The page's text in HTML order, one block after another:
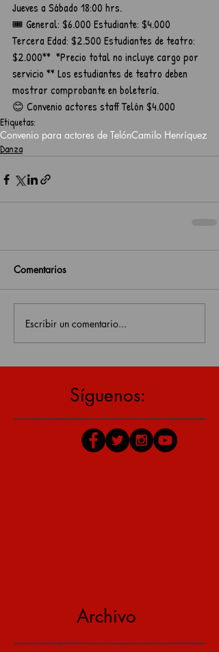
🎟️ General: $6.000 Estudiante: $4.000
Tercera Edad: $2.500 Estudiantes de teatro:
$2.000**  *Precio total no incluye cargo por
servicio ** Los estudiantes de teatro deben
Etiquetas:
Convenio para actores de TelónCamilo Henríquez
Danza
Comentarios
Escribir un comentario...
Síguenos:
Archivo